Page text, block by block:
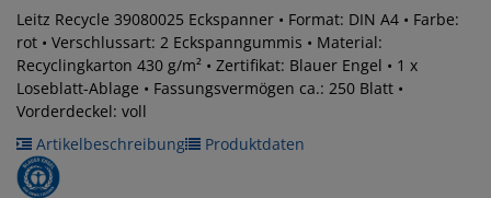
Leitz Recycle 39080025 Eckspanner • Format: DIN A4 • Farbe:
rot • Verschlussart: 2 Eckspanngummis • Material:
Recyclingkarton 430 g/m² • Zertifikat: Blauer Engel • 1 x
Loseblatt-Ablage • Fassungsvermögen ca.: 250 Blatt •
Vorderdeckel: voll
Artikelbeschreibung
Produktdaten